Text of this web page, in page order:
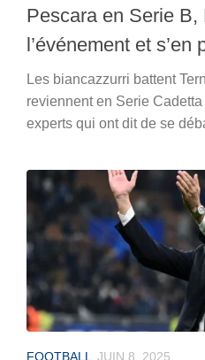
Pescara en Serie B,
l’événement et
Les biancazzurri battent
reviennent en Serie
experts qui ont dit de se
FOOTBALL JUIN 8, 2025